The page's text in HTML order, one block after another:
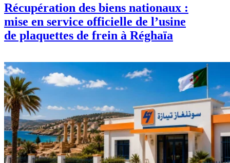
Récupération des biens nationaux :
mise en service officielle de l’usine
de plaquettes de frein à Réghaïa